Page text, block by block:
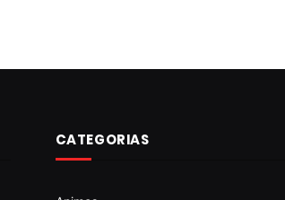
CATEGORIAS